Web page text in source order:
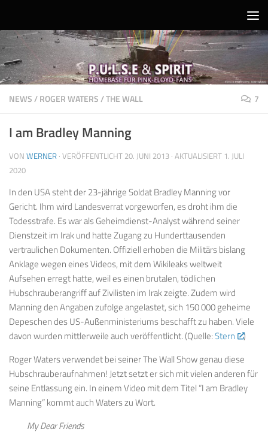
NEWS/ROGER WATERS/THE WALL 7
I am Bradley Manning
VON WERNER · VERÖFFENTLICHT 20. JUNI 2013 · AKTUALISIERT 1. JULI
2020
In den USA steht der 23-jährige Soldat Bradley Manning vor
Gericht. Ihm wird Landesverrat vorgeworfen, es droht ihm die
Todesstrafe. Es war als Geheimdienst-Analyst während seiner
Dienstzeit im Irak und hatte Zugang zu Hunderttausenden
vertraulichen Dokumenten. Offiziell erhoben die Militärs bislang
Anklage wegen eines Videos, mit dem Wikileaks weltweit
Aufsehen erregt hatte, weil es einen brutalen, tödlichen
Hubschrauberangriff auf Zivilisten im Irak zeigte. Zudem wird
Manning den Angaben zufolge angelastet, sich 150 000 geheime
Depeschen des US-Außenministeriums beschafft zu haben. Viele
davon wurden mittlerweile auch veröffentlicht. (Quelle:Stern
)
Roger Waters verwendet bei seiner The Wall Show genau diese
Hubschrauberaufnahmen! Jetzt setzt er sich mit vielen anderen für
seine Entlassung ein. In einem Video mit dem Titel “I am Bradley
Manning” kommt auch Waters zu Wort.
My Dear Friends